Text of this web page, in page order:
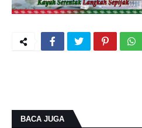
BACA JUGA